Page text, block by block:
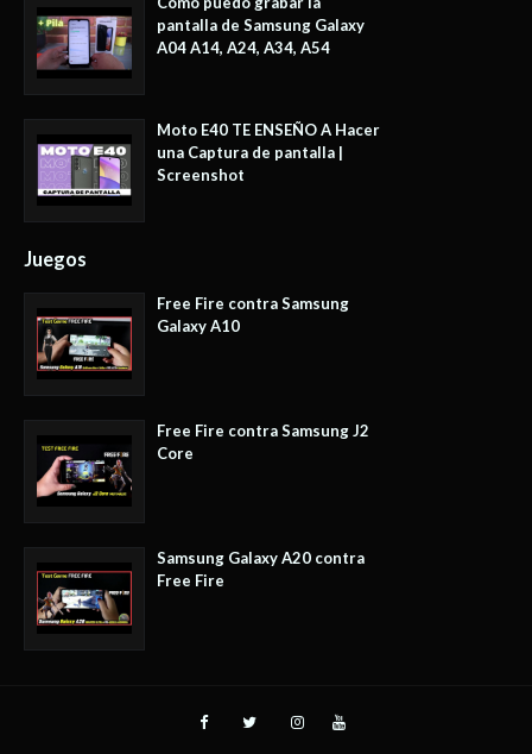
pantalla de Samsung Galaxy
A04 A14, A24, A34, A54
Moto E40 TE ENSEÑO A Hacer
una Captura de pantalla |
Screenshot
Juegos
Free Fire contra Samsung
Galaxy A10
Free Fire contra Samsung J2
Core
Samsung Galaxy A20 contra
Free Fire